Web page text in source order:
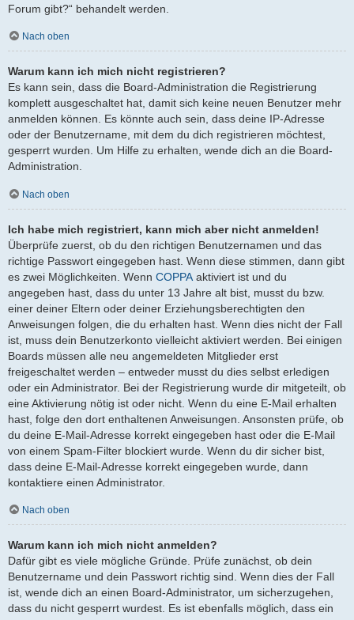
Forum gibt?“ behandelt werden.
Nach oben
Warum kann ich mich nicht registrieren?
Es kann sein, dass die Board-Administration die Registrierung
komplett ausgeschaltet hat, damit sich keine neuen Benutzer mehr
anmelden können. Es könnte auch sein, dass deine IP-Adresse
oder der Benutzername, mit dem du dich registrieren möchtest,
gesperrt wurden. Um Hilfe zu erhalten, wende dich an die Board-
Administration.
Nach oben
Ich habe mich registriert, kann mich aber nicht anmelden!
Überprüfe zuerst, ob du den richtigen Benutzernamen und das
richtige Passwort eingegeben hast. Wenn diese stimmen, dann gibt
es zwei Möglichkeiten. Wenn COPPA aktiviert ist und du
angegeben hast, dass du unter 13 Jahre alt bist, musst du bzw.
einer deiner Eltern oder deiner Erziehungsberechtigten den
Anweisungen folgen, die du erhalten hast. Wenn dies nicht der Fall
ist, muss dein Benutzerkonto vielleicht aktiviert werden. Bei einigen
Boards müssen alle neu angemeldeten Mitglieder erst
freigeschaltet werden – entweder musst du dies selbst erledigen
oder ein Administrator. Bei der Registrierung wurde dir mitgeteilt, ob
eine Aktivierung nötig ist oder nicht. Wenn du eine E-Mail erhalten
hast, folge den dort enthaltenen Anweisungen. Ansonsten prüfe, ob
du deine E-Mail-Adresse korrekt eingegeben hast oder die E-Mail
von einem Spam-Filter blockiert wurde. Wenn du dir sicher bist,
dass deine E-Mail-Adresse korrekt eingegeben wurde, dann
kontaktiere einen Administrator.
Nach oben
Warum kann ich mich nicht anmelden?
Dafür gibt es viele mögliche Gründe. Prüfe zunächst, ob dein
Benutzername und dein Passwort richtig sind. Wenn dies der Fall
ist, wende dich an einen Board-Administrator, um sicherzugehen,
dass du nicht gesperrt wurdest. Es ist ebenfalls möglich, dass ein